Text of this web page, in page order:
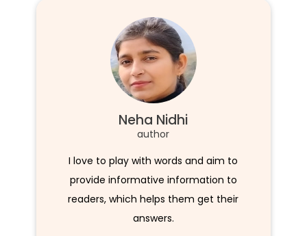
Neha Nidhi
author
I love to play with words and aim to
provide informative information to
readers, which helps them get their
answers.